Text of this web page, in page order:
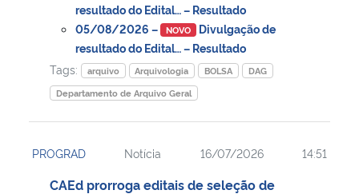
resultado do Edital… – Resultado
05/08/2026 –
NOVO Divulgação de
resultado do Edital… – Resultado
Tags:
arquivo Arquivologia BOLSA
DAG
Departamento de Arquivo Geral
PROGRAD Notícia 16/07/2026 14:51
CAEd prorroga editais de seleção de